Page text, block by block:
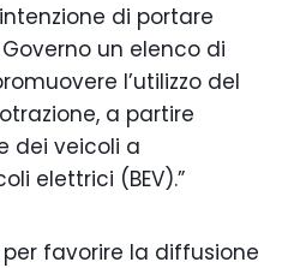
di portare
un elenco di
l’utilizzo del
a partire
dei veicoli a
elettrici (BEV).”
favorire la diffusione